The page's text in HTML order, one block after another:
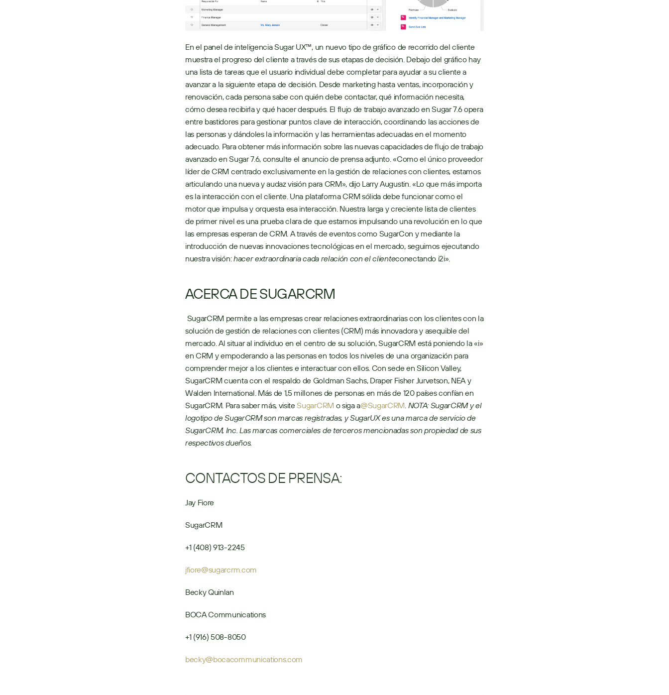
En el panel de inteligencia Sugar UX™, un nuevo tipo de gráfico de recorrido del cliente
muestra el progreso del cliente a través de sus etapas de decisión. Debajo del gráfico hay
una lista de tareas que el usuario individual debe completar para ayudar a su cliente a
avanzar a la siguiente etapa de decisión. Desde marketing hasta ventas, incorporación y
renovación, cada persona sabe con quién debe contactar, qué información necesita,
cómo desea recibirla y qué hacer después. El flujo de trabajo avanzado en Sugar 7.6 opera
entre bastidores para gestionar puntos clave de interacción, coordinando las acciones de
las personas y dándoles la información y las herramientas adecuadas en el momento
adecuado. Para obtener más información sobre las nuevas capacidades de flujo de trabajo
avanzado en Sugar 7.6, consulte el anuncio de prensa adjunto. «Como el único proveedor
líder de CRM centrado exclusivamente en la gestión de relaciones con clientes, estamos
articulando una nueva y audaz visión para CRM», dijo Larry Augustin. «Lo que más importa
es la interacción con el cliente. Una plataforma CRM sólida debe funcionar como el
motor que impulsa y orquesta esa interacción. Nuestra larga y creciente lista de clientes
de primer nivel es una prueba clara de que estamos impulsando una revolución en lo que
las empresas esperan de CRM. A través de eventos como SugarCon y mediante la
introducción de nuevas innovaciones tecnológicas en el mercado, seguimos ejecutando
nuestra visión: hacer extraordinaria cada relación con el clienteconectando i2i».
ACERCA DE SUGARCRM
solución de gestión de relaciones con clientes (CRM) más innovadora y asequible del
mercado. Al situar al individuo en el centro de su solución, SugarCRM está poniendo la «i»
en CRM y empoderando a las personas en todos los niveles de una organización para
comprender mejor a los clientes e interactuar con ellos. Con sede en Silicon Valley,
SugarCRM cuenta con el respaldo de Goldman Sachs, Draper Fisher Jurvetson, NEA y
Walden International. Más de 1,5 millones de personas en más de 120 países confían en
SugarCRM. Para saber más, visite SugarCRM o siga a@SugarCRM. NOTA: SugarCRM y el
logotipo de SugarCRM son marcas registradas, y SugarUX es una marca de servicio de
SugarCRM, Inc. Las marcas comerciales de terceros mencionadas son propiedad de sus
respectivos dueños.
CONTACTOS DE PRENSA:
Jay Fiore
SugarCRM
+1 (408) 913-2245
jfiore@sugarcrm.com
Becky Quinlan
BOCA Communications
+1 (916) 508-8050
becky@bocacommunications.com